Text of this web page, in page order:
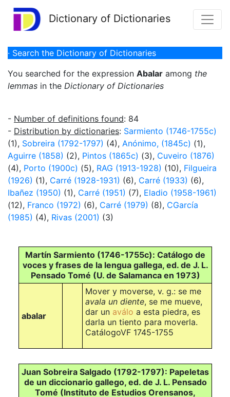
Dictionary of Dictionaries
· Search the Dictionary of Dictionaries
You searched for the expression Abalar among the
lemmas in the Dictionary of Dictionaries
- Number of definitions found: 84
- Distribution by dictionaries: Sarmiento (1746-1755c)
(1), Sobreira (1792-1797) (4), Anónimo, (1845c) (1),
Aguirre (1858) (2), Pintos (1865c) (3), Cuveiro (1876)
(4), Porto (1900c) (5), RAG (1913-1928) (10), Filgueira
(1926) (1), Carré (1928-1931) (6), Carré (1933) (6),
Ibañez (1950) (1), Carré (1951) (7), Eladio (1958-1961)
(12), Franco (1972) (6), Carré (1979) (8), CGarcía
(1985) (4), Rivas (2001) (3)
Martín Sarmiento (1746-1755c): Catálogo de
voces y frases de la lengua gallega, ed. de J. L.
Pensado Tomé (U. de Salamanca en 1973)
abalar
Mover y moverse, v. g.: se me
avala un diente, se me mueve,
dar un aválo a esta piedra, es
darla un tiento para moverla.
CatálogoVF 1745-1755
Juan Sobreira Salgado (1792-1797): Papeletas
de un diccionario gallego, ed. de J. L. Pensado
Tomé (Instituto de Estudios Orensanos,